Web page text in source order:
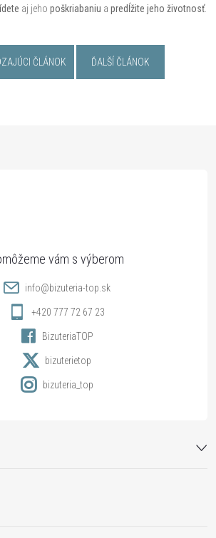
aj jeho poškriabaniu a predĺžite jeho životnosť.
ČLÁNOK ĎALŠÍ ČLÁNOK
info@bizuteria-top.sk
+420 777 72 67 23
BizuteriaTOP
bizuterietop
bizuteria_top